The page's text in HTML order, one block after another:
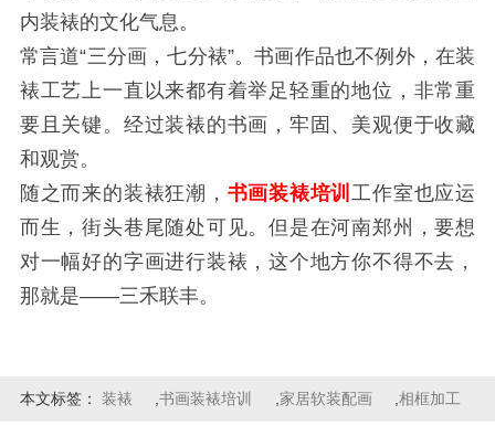
内装裱的文化气息。
常言道“三分画，七分裱”。书画作品也不例外，在装
裱工艺上一直以来都有着举足轻重的地位，非常重
要且关键。经过装裱的书画，牢固、美观便于收藏
和观赏。
随之而来的装裱狂潮， 书画装裱培训 工作室也应运
而生，街头巷尾随处可见。但是在河南郑州，要想
对一幅好的字画进行装裱，这个地方你不得不去，
那就是——三禾联丰。
本文标签： 装裱 ,书画装裱培训 家居软装配画 ,相框加工